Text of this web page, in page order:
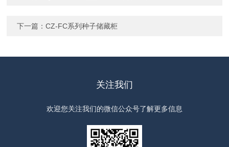
下一篇：CZ-FC系列种子储藏柜
关注我们
欢迎您关注我们的微信公众号了解更多信息